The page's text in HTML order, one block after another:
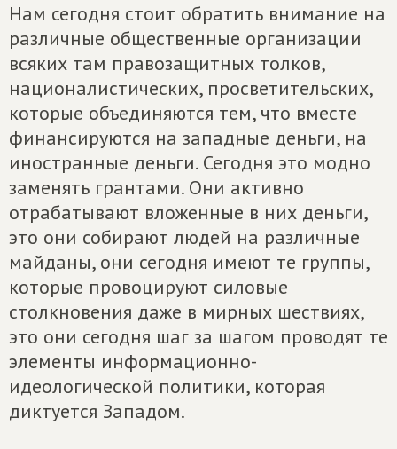
Нам сегодня стоит обратить внимание на
различные общественные организации
всяких там правозащитных толков,
националистических, просветительских,
которые объединяются тем, что вместе
финансируются на западные деньги, на
иностранные деньги. Сегодня это модно
заменять грантами. Они активно
отрабатывают вложенные в них деньги,
это они собирают людей на различные
майданы, они сегодня имеют те группы,
которые провоцируют силовые
столкновения даже в мирных шествиях,
это они сегодня шаг за шагом проводят те
элементы информационно-
идеологической политики, которая
диктуется Западом.